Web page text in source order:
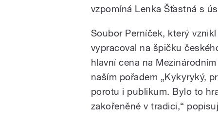
vzpomíná Lenka Šťastná s
Soubor Perníček, který
vypracoval na špičku
hlavní cena na
naším pořadem „Kykyryký,
porotu i publikum. Bylo to
zakořeněné v tradici,“